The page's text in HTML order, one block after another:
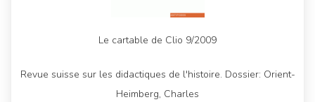
Le cartable de Clio 9/2009
Revue suisse sur les didactiques de l'histoire. Dossier: Orient-
Heimberg, Charles